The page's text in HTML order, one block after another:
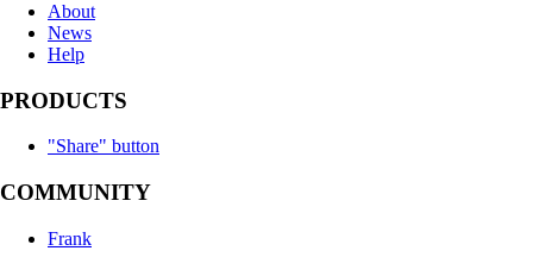
About
News
Help
PRODUCTS
"Share" button
COMMUNITY
Frank